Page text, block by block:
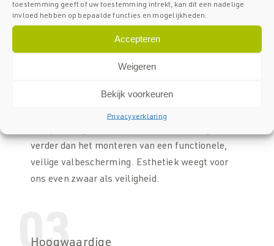
toestemming geeft of uw toestemming intrekt, kan dit een nadelige
invloed hebben op bepaalde functies en mogelijkheden.
Accepteren
Weigeren
Bekijk voorkeuren
Privacyverklaring
volgende. Dit bevordert duurzaamheid door
hergebruik en minimaliseert milieuschade.
Veilig, functioneel
verder dan het monteren van een functionele,
veilige valbescherming. Esthetiek weegt voor
ons even zwaar als veiligheid.